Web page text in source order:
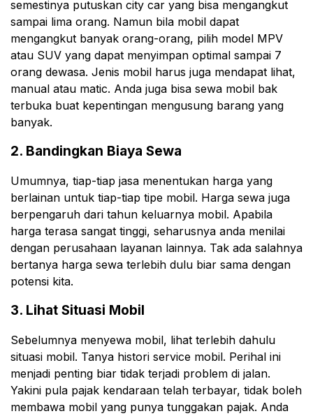
semestinya putuskan city car yang bisa mengangkut
sampai lima orang. Namun bila mobil dapat
mengangkut banyak orang-orang, pilih model MPV
atau SUV yang dapat menyimpan optimal sampai 7
orang dewasa. Jenis mobil harus juga mendapat lihat,
manual atau matic. Anda juga bisa sewa mobil bak
terbuka buat kepentingan mengusung barang yang
banyak.
2. Bandingkan Biaya Sewa
Umumnya, tiap-tiap jasa menentukan harga yang
berlainan untuk tiap-tiap tipe mobil. Harga sewa juga
berpengaruh dari tahun keluarnya mobil. Apabila
harga terasa sangat tinggi, seharusnya anda menilai
dengan perusahaan layanan lainnya. Tak ada salahnya
bertanya harga sewa terlebih dulu biar sama dengan
potensi kita.
3. Lihat Situasi Mobil
Sebelumnya menyewa mobil, lihat terlebih dahulu
situasi mobil. Tanya histori service mobil. Perihal ini
menjadi penting biar tidak terjadi problem di jalan.
Yakini pula pajak kendaraan telah terbayar, tidak boleh
membawa mobil yang punya tunggakan pajak. Anda